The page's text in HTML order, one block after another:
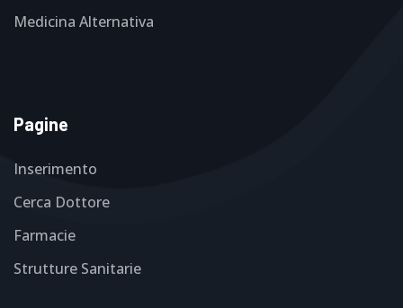
Medicina Alternativa
Pagine
Inserimento
Cerca Dottore
Farmacie
Strutture Sanitarie